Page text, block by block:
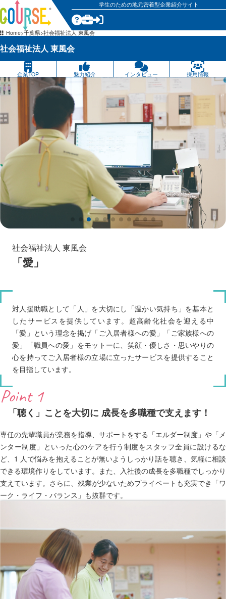
学生のための地元密着型企業紹介サイト
Home 千葉県 社会福祉法人 東風会
社会福祉法人 東風会
企業TOP 魅力紹介 インタビュー 採用情報
社会福祉法人 東風会
「愛」
対人援助職として「人」を大切にし「温かい気持ち」を基本と
したサービスを提供しています。超高齢化社会を迎える中
「愛」という理念を掲げ「ご入居者様への愛」「ご家族様への
愛」「職員への愛」をモットーに、笑顔・優しさ・思いやりの
心を持ってご入居者様の立場に立ったサービスを提供すること
を目指しています。
Point 1
「聴く」ことを大切に 成長を多職種で支えます！
専任の先輩職員が業務を指導、サポートをする「エルダー制度」や「メ
ンター制度」といった心のケアを行う制度をスタッフ全員に設けるな
ど、1 人で悩みを抱えることが無いようしっかり話を聴き、気軽に相談
できる環境作りをしています。また、入社後の成長を多職種でしっかり
支えています。さらに、残業が少ないためプライベートも充実でき「ワ
ーク・ライフ・バランス」も抜群です。